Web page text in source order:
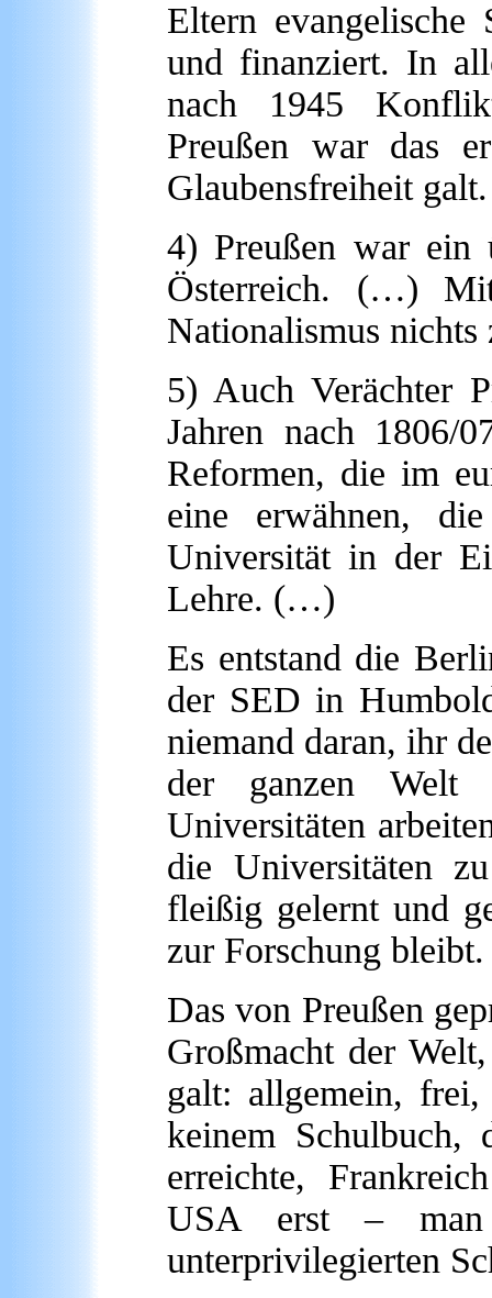
Eltern evangelische
und finanziert. In
nach 1945
Preußen war das
Glaubensfreiheit
4) Preußen war ein
Österreich. (…)
Nationalismus
5) Auch Verächter
Jahren nach 1806/
Reformen, die im
eine erwähnen,
Universität in der
Lehre. (…)
Es entstand die
der SED in
niemand daran, ihr
der ganzen Welt
Universitäten
die Universitäten
fleißig gelernt und
zur Forschung bleibt.
Das von Preußen
Großmacht der
galt: allgemein,
keinem Schulbuch,
erreichte,
USA erst – man
unterprivilegierten